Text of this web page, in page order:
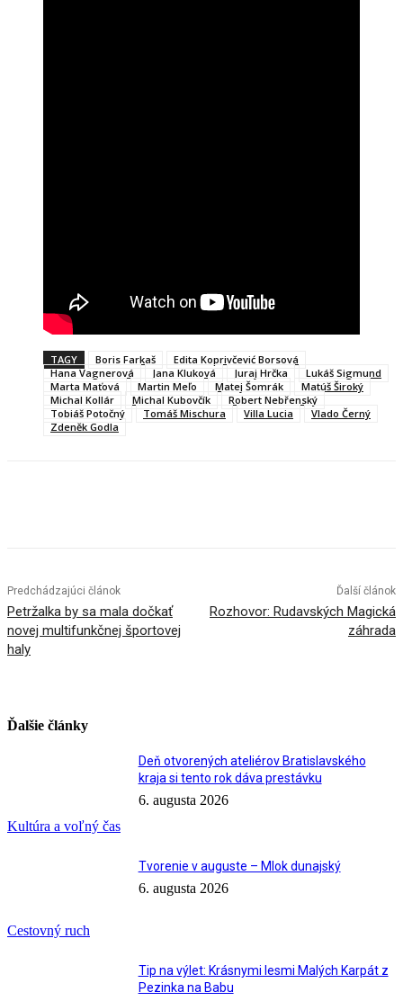
TAGY Boris Farkaš
Edita Koprivčević Borsová
Hana Vagnerová
Jana Kluková Juraj Hrčka
Lukáš Sigmund
Marta Maťová
Martin Meľo Matej Šomrák
Matúš Široký
Michal Kollár
Michal Kubovčík
Robert Nebřenský
Tobiáš Potočný
Tomáš Mischura Villa Lucia
Vlado Černý
Zdeněk Godla
Predchádzajúci článok
Petržalka by sa mala dočkať
novej multifunkčnej športovej
haly
Ďalší článok
Rozhovor: Rudavských Magická
záhrada
Ďalšie články
Kultúra a voľný čas
Deň otvorených ateliérov Bratislavského
kraja si tento rok dáva prestávku
6. augusta 2026
Cestovný ruch
Tvorenie v auguste – Mlok dunajský
6. augusta 2026
Tip na výlet: Krásnymi lesmi Malých Karpát z
Pezinka na Babu